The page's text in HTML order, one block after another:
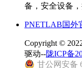
备，安全设备，
PNETLAB国外
Copyright ©
驱动--陇ICP备
甘公网安备